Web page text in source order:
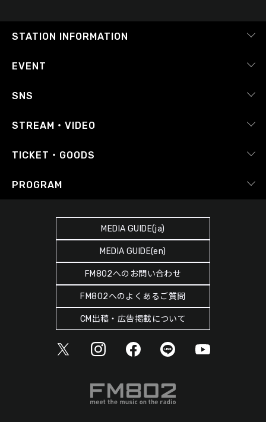
STATION INFORMATION
会社概要
番組審議会
Japan FM League
SDGsへの取り組み
緊急地震速報の対応
災害情報共有パートナーシップ
人権尊重・コンプライアンスに関する調査の結果について
EVENT
ピックアップ
SNS
RADIPASS
Instagram
STREAM・VIDEO
radiko.jp
TICKET・GOODS
RADIPASS TICKET
PROGRAM
ヘビーローテーション
MEDIA GUIDE(ja)
MEDIA GUIDE(en)
FM802へのお問い合わせ
FM802へのよくあるご質問
CM出稿・広告掲載について